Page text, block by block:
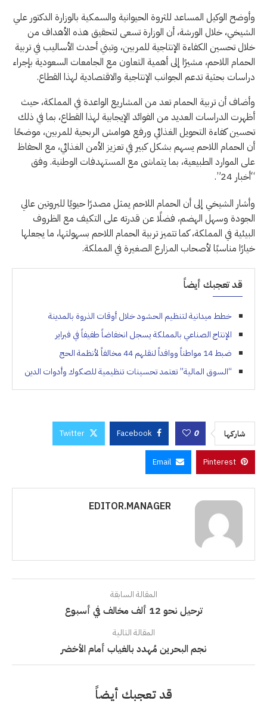
وأوضح الوكيل المساعد للثروة الحيوانية والسمكية بالوزارة الدكتور علي
الشيخي، خلال الورشة، أن الوزارة تسعى لتحقيق هذه الأهداف من
خلال تحسين الكفاءة الإنتاجية للمربين، وتبني أحدث الأساليب في تربية
الحمام اللاحم، مشيرًا إلى أهمية التعاون مع الجامعات السعودية بإجراء
دراسات بحثية تدعم الجوانب الإنتاجية والاقتصادية لهذا القطاع.
وأضاف أن تربية الحمام تعد من المشاريع الواعدة في المملكة، حيث
أظهرت الدراسات العديد من الفوائد الإيجابية لهذا القطاع، بما في ذلك
تحسين كفاءة التحويل الغذائي ورفع هوامش الربحية للمربين، موضحًا
أن الحمام اللاحم يسهم بشكل كبير في تعزيز الأمن الغذائي، مع الحفاظ
على الموارد الطبيعية، بما يتماشى مع المستهدفات الوطنية. وفق
“أخبار 24”.
وأشار الشيخي إلى أن الحمام اللاحم يمثل مصدرًا حيويًا للبروتين عالي
الجودة وسهل الهضم، فضلًا عن قدرته على التكيف مع الظروف
البيئية في المملكة، كما تتميز تربية الحمام اللاحم بسهولتها، ما يجعلها
خيارًا مناسبًا لأصحاب المزارع الصغيرة في المملكة.
قد تعجبك أيضاً
خطط ميدانية لتنظيم الحشود خلال أوقات الذروة بالمدينة
الإنتاج الصناعي بالمملكة يسجل انخفاضاً طفيفاً في فبراير
ضبط 14 مواطناً ووافداً لنقلهم 44 مخالفاً لأنظمة الحج
“السوق المالية” تعتمد تحسينات تنظيمية للصكوك وأدوات الدين
شاركها 0
Facebook
Twitter
Pinterest
Email
EDITOR.MANAGER
المقالة السابقة
ترحيل نحو 12 ألف مخالف في أسبوع
المقالة التالية
نجم البحرين مُهدد بالغياب أمام الأخضر
قد تعجبك أيضاً